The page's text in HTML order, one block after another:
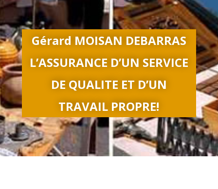
Gérard MOISAN DEBARRAS
L’ASSURANCE D’UN SERVICE
DE QUALITE ET D’UN
TRAVAIL PROPRE!